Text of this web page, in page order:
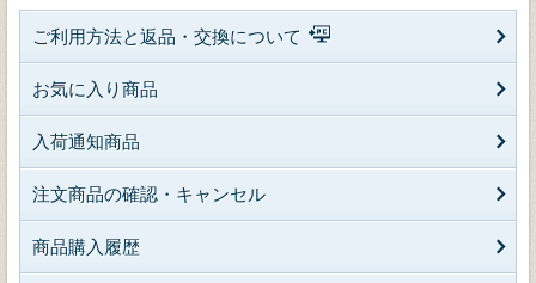
ご利用方法と返品・交換について
お気に入り商品
入荷通知商品
注文商品の確認・キャンセル
商品購入履歴